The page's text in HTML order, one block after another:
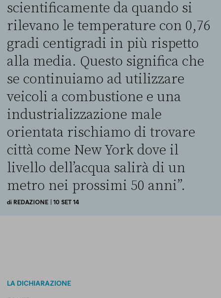
scientificamente da quando si
rilevano le temperature con 0,76
gradi centigradi in più rispetto
alla media. Questo significa che
se continuiamo ad utilizzare
veicoli a combustione e una
industrializzazione male
orientata rischiamo di trovare
città come New York dove il
livello dell’acqua salirà di un
metro nei prossimi 50 anni”.
di REDAZIONE | 10 SET 14
LA DICHIARAZIONE